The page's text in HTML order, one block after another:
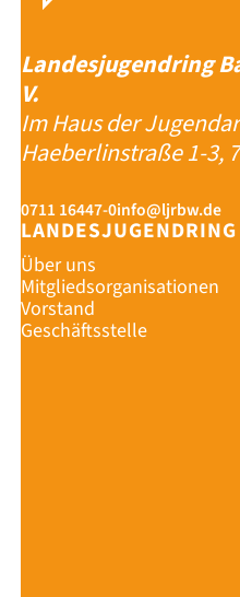
Landesjugendring
V.
Im Haus der
Haeberlinstraße 1-3,
0711 16447-0info@ljrbw.de
LANDESJUGENDRING
Über uns
Mitgliedsorganisationen
Vorstand
Geschäftsstelle